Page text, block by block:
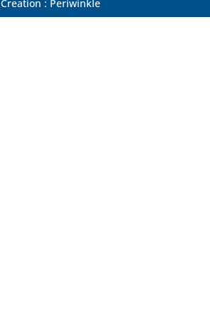
Creation : Periwinkle